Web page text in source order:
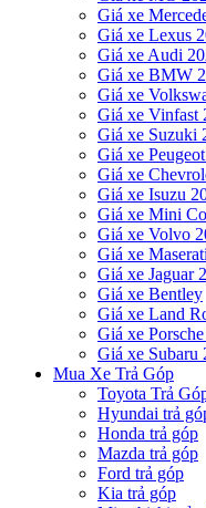
Giá xe
Giá xe Lexus
Giá xe Audi
Giá xe BMW
Giá xe
Giá xe Vinfast
Giá xe Suzuki
Giá xe
Giá xe
Giá xe Isuzu
Giá xe Mini
Giá xe Volvo
Giá xe
Giá xe Jaguar
Giá xe Bentley
Giá xe Land
Giá xe
Giá xe Subaru
Mua Xe Trả Góp
Toyota Trả
Hyundai trả
Honda trả góp
Mazda trả góp
Ford trả góp
Kia trả góp